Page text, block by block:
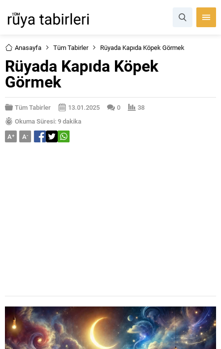
Anasayfa Tüm Tabirler Rüyada Kapıda Köpek Görmek
Rüyada Kapıda Köpek
Görmek
Tüm Tabirler 13.01.2025 0
38
Okuma Süresi: 9 dakika
A+ A-